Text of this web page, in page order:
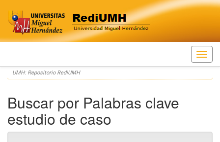
Skip
navigation
UMH: Repositorio RediUMH
Buscar por Palabras clave
estudio de caso